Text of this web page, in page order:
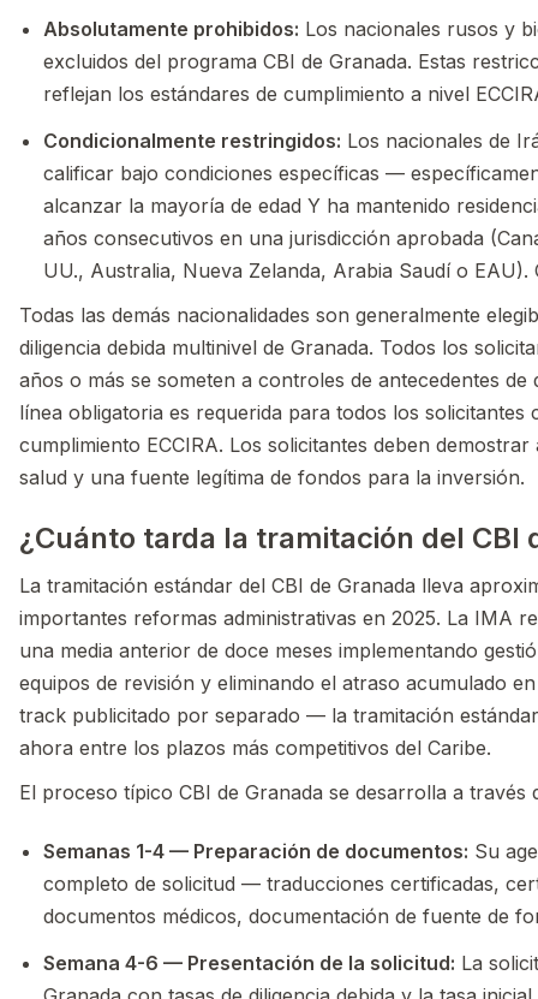
Absolutamente prohibidos: Los nacionales rusos y
excluidos del programa CBI de Granada. Estas
reflejan los estándares de cumplimiento a nivel
Condicionalmente restringidos: Los nacionales de
calificar bajo condiciones específicas —
alcanzar la mayoría de edad Y ha mantenido
años consecutivos en una jurisdicción aprobada
UU., Australia, Nueva Zelanda, Arabia Saudí o EAU).
Todas las demás nacionalidades son generalmente
diligencia debida multinivel de Granada. Todos los
años o más se someten a controles de antecedentes de
línea obligatoria es requerida para todos los solicitantes
cumplimiento ECCIRA. Los solicitantes deben
salud y una fuente legítima de fondos para la inversión.
¿Cuánto tarda la tramitación del CBI
La tramitación estándar del CBI de Granada lleva
importantes reformas administrativas en 2025. La IMA
una media anterior de doce meses implementando
equipos de revisión y eliminando el atraso acumulado
track publicitado por separado — la tramitación
ahora entre los plazos más competitivos del Caribe.
El proceso típico CBI de Granada se desarrolla a través
Semanas 1-4 — Preparación de documentos: Su
completo de solicitud — traducciones certificadas,
documentos médicos, documentación de fuente de
Semana 4-6 — Presentación de la solicitud: La